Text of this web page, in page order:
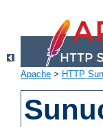
Apache > HTTP